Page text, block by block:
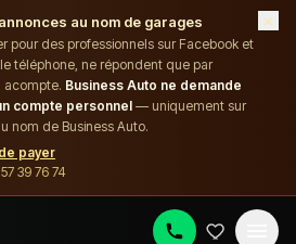
au nom de garages
pour des professionnels sur Facebook et
téléphone, ne répondent que par
acompte. Business Auto ne demande
compte personnel — uniquement sur
nom de Business Auto.
payer
39 76 74
×